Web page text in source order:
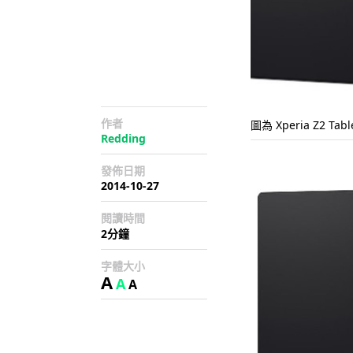
作者
Redding
發佈日期
2014-10-27
閱讀時間
2分鐘
字體大小
AAA
圖為 Xperia Z2